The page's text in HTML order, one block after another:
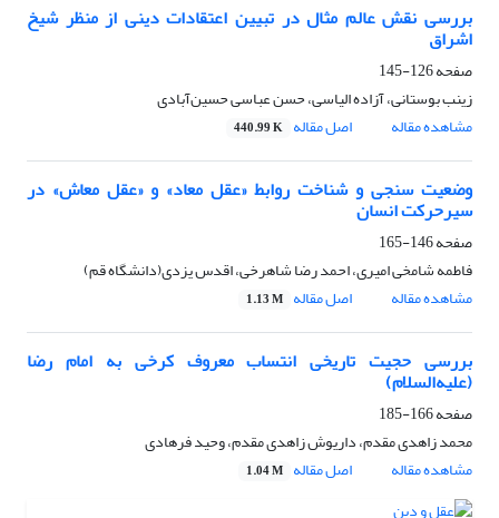
بررسی نقش عالم مثال در تبیین اعتقادات دینی از منظر شیخ
اشراق
صفحه126-145
زینب بوستانی، آزاده الیاسی، حسن عباسی حسین‌آبادی
مشاهده مقاله
اصل مقاله 440.99 K
وضعیت سنجی و شناخت روابط «عقل معاد» و «عقل معاش» در
سیرحرکت انسان
صفحه146-165
فاطمه شامخی امیری، احمد رضا شاهرخی، اقدس یزدی(دانشگاه قم)
مشاهده مقاله
اصل مقاله 1.13 M
بررسی حجیت تاریخی انتساب معروف کرخی به امام رضا
(علیه‌السلام)
صفحه166-185
محمد زاهدی مقدم، داریوش زاهدی مقدم، وحید فرهادی
مشاهده مقاله
اصل مقاله 1.04 M